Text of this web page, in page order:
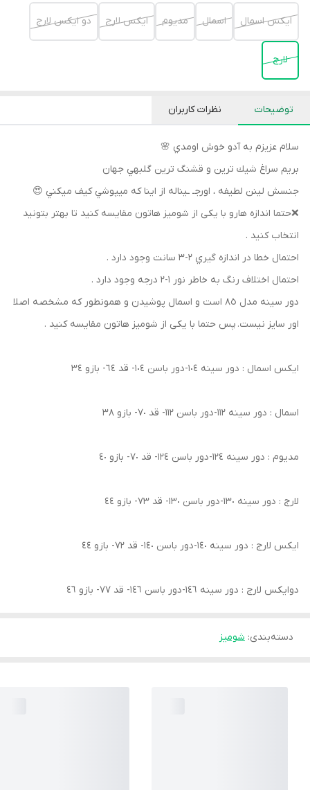
ايكس اسمال اسمال مديوم ايكس لارج دو ايكس لارج
لارج
توضیحات نظرات کاربران
سلام عزيزم به آدو خوش اومدي 🌸
بريم سراغ شيك ترين و قشنگ ترين گلبهي جهان
جنسش لينن لطيفه ، اورجـ ـيناله از اينا كه ميپوشي كيف ميكني 😍
❌حتما اندازه هارو با يكى از شوميز هاتون مقايسه كنيد تا بهتر بتونيد
انتخاب كنيد .
احتمال خطا در اندازه گيري ٢-٣ سانت وجود دارد .
احتمال اختلاف رنگ به خاطر نور ١-٢ درجه وجود دارد .
دور سينه مدل ٨٥ است و اسمال پوشيدن و همونطور كه مشخصه اصلا
اور سايز نيست. پس حتما با يكى از شوميز هاتون مقايسه كنيد .
ايكس اسمال : دور سينه ١٠٤-دور باسن ١٠٤- قد ٦٤- بازو ٣٤
اسمال : دور سينه ١١٢-دور باسن ١١٢- قد ٧٠- بازو ٣٨
مديوم : دور سينه ١٢٤-دور باسن ١٢٤- قد ٧٠- بازو ٤٠
لارج : دور سينه ١٣٠-دور باسن ١٣٠- قد ٧٣- بازو ٤٤
ايكس لارج : دور سينه ١٤٠-دور باسن ١٤٠- قد ٧٢- بازو ٤٤
دوايكس لارج : دور سينه ١٤٦-دور باسن ١٤٦- قد ٧٧- بازو ٤٦
دسته‌بندی: شوميز